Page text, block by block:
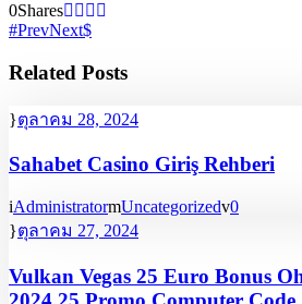
0Shares
PrevNext
Related Posts
ตุลาคม 28, 2024
Sahabet Casino Giriş Rehberi
Administrator Uncategorized 0
ตุลาคม 27, 2024
Vulkan Vegas 25 Euro Bonus